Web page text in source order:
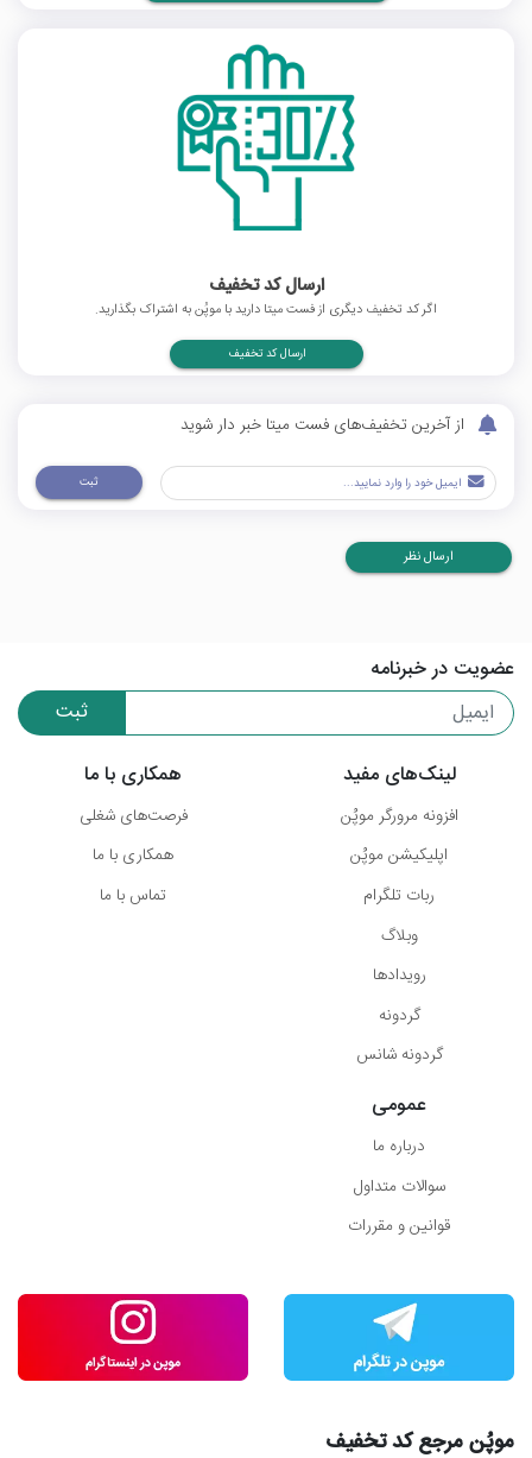
ارسال کد تخفیف
اگر کد تخفیف دیگری از فست میتا دارید با موپُن به اشتراک بگذارید.
ارسال کد تخفیف
از آخرین تخفیف‌های فست میتا خبر دار شوید
ثبت
ارسال نظر
عضویت در خبرنامه
ثبت
لینک‌های مفید
افزونه مرورگر موپُن
اپلیکیشن موپُن
ربات تلگرام
وبلاگ
رویدادها
گردونه
گردونه شانس
همکاری با ما
فرصت‌های شغلی
همکاری با ما
تماس با ما
عمومی
درباره ما
سوالات متداول
قوانین و مقررات
موپُن مرجع کد تخفیف